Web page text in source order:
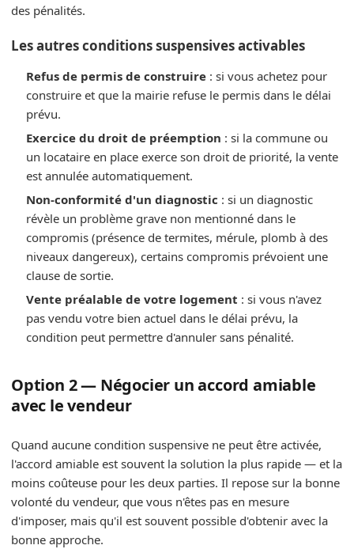
des pénalités.
Les autres conditions suspensives activables
Refus de permis de construire: si vous achetez pour
construire et que la mairie refuse le permis dans le délai
prévu.
Exercice du droit de préemption : si la commune ou
un locataire en place exerce son droit de priorité, la vente
est annulée automatiquement.
Non-conformité d'un diagnostic : si un diagnostic
révèle un problème grave non mentionné dans le
compromis (présence de termites, mérule, plomb à des
niveaux dangereux), certains compromis prévoient une
clause de sortie.
Vente préalable de votre logement : si vous n'avez
pas vendu votre bien actuel dans le délai prévu, la
condition peut permettre d'annuler sans pénalité.
Option 2 — Négocier un accord amiable
avec le vendeur
Quand aucune condition suspensive ne peut être activée,
l'accord amiable est souvent la solution la plus rapide — et la
moins coûteuse pour les deux parties. Il repose sur la bonne
volonté du vendeur, que vous n'êtes pas en mesure
d'imposer, mais qu'il est souvent possible d'obtenir avec la
bonne approche.